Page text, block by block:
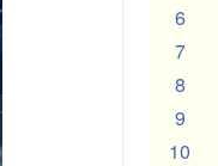
6
7
8
9
10